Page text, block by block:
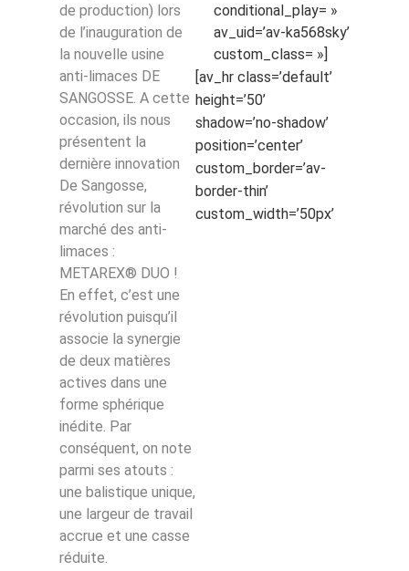
de production) lors
de l’inauguration de
la nouvelle usine
anti-limaces DE
SANGOSSE. A cette
occasion, ils nous
présentent la
dernière innovation
De Sangosse,
révolution sur la
marché des anti-
limaces :
METAREX® DUO !
En effet, c’est une
révolution puisqu’il
associe la synergie
de deux matières
actives dans une
forme sphérique
inédite. Par
conséquent, on note
parmi ses atouts :
une balistique unique,
une largeur de travail
accrue et une casse
réduite.
conditional_play= »
av_uid=’av-ka568sky’
custom_class= »]
[av_hr class=’default’
height=’50’
shadow=’no-shadow’
position=’center’
custom_border=’av-
border-thin’
custom_width=’50px’